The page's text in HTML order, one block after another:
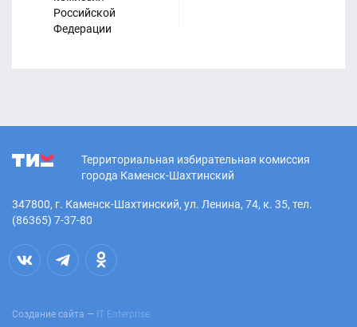
Российской
Федерации
Территориальная избирательная комиссия
города Каменск-Шахтинский
347800, г. Каменск-Шахтинский, ул. Ленина, 74, к. 35, тел.
(86365) 7-37-80
Создание сайта — IT Enterprise